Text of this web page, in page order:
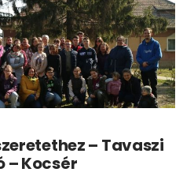
– Tavaszi
– Kocsér